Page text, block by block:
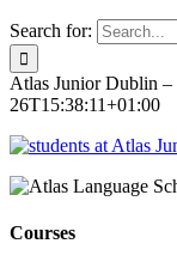
Search for:
Atlas Junior Dublin
26T15:38:11+01:00
Courses